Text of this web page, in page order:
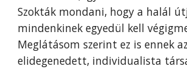
Szokták mondani, hogy a halál
mindenkinek egyedül kell
Meglátásom szerint ez is ennek az
elidegenedett, individualista